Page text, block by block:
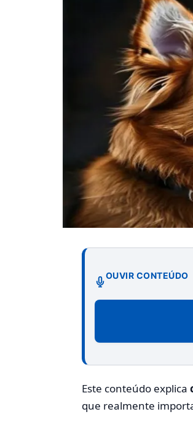
OUVIR CONTEÚDO
Este conteúdo explica
que realmente